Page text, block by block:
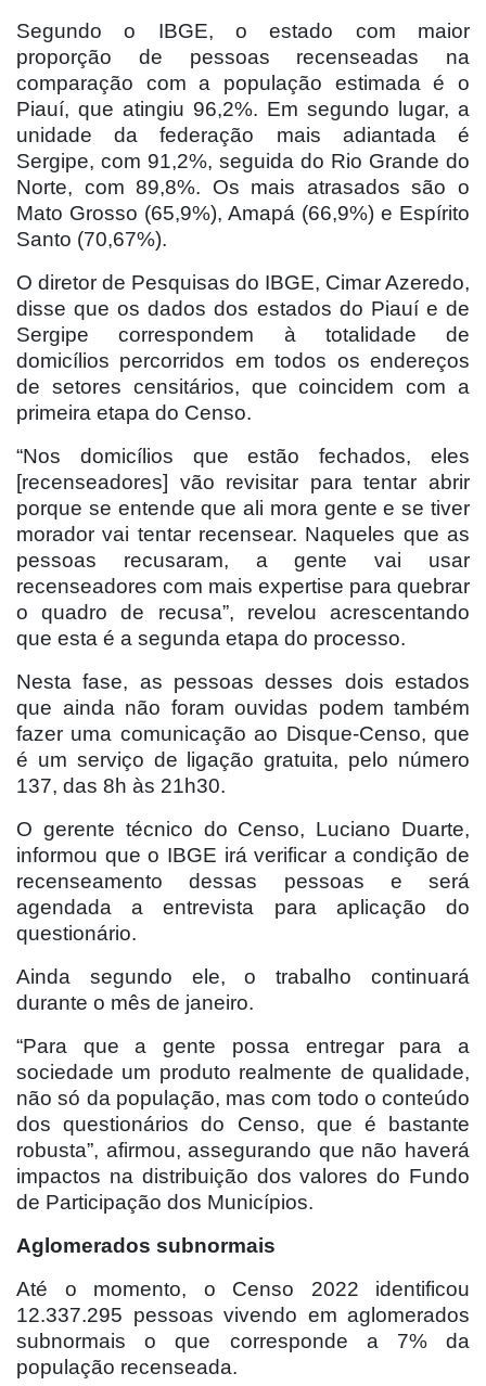
Segundo o IBGE, o estado com maior
proporção de pessoas recenseadas na
comparação com a população estimada é o
Piauí, que atingiu 96,2%. Em segundo lugar, a
unidade da federação mais adiantada é
Sergipe, com 91,2%, seguida do Rio Grande do
Norte, com 89,8%. Os mais atrasados são o
Mato Grosso (65,9%), Amapá (66,9%) e Espírito
Santo (70,67%).
O diretor de Pesquisas do IBGE, Cimar Azeredo,
disse que os dados dos estados do Piauí e de
Sergipe correspondem à totalidade de
domicílios percorridos em todos os endereços
de setores censitários, que coincidem com a
primeira etapa do Censo.
“Nos domicílios que estão fechados, eles
[recenseadores] vão revisitar para tentar abrir
porque se entende que ali mora gente e se tiver
morador vai tentar recensear. Naqueles que as
pessoas recusaram, a gente vai usar
recenseadores com mais expertise para quebrar
o quadro de recusa”, revelou acrescentando
que esta é a segunda etapa do processo.
Nesta fase, as pessoas desses dois estados
que ainda não foram ouvidas podem também
fazer uma comunicação ao Disque-Censo, que
é um serviço de ligação gratuita, pelo número
137, das 8h às 21h30.
O gerente técnico do Censo, Luciano Duarte,
informou que o IBGE irá verificar a condição de
recenseamento dessas pessoas e será
agendada a entrevista para aplicação do
questionário.
Ainda segundo ele, o trabalho continuará
durante o mês de janeiro.
“Para que a gente possa entregar para a
sociedade um produto realmente de qualidade,
não só da população, mas com todo o conteúdo
dos questionários do Censo, que é bastante
robusta”, afirmou, assegurando que não haverá
impactos na distribuição dos valores do Fundo
de Participação dos Municípios.
Aglomerados subnormais
Até o momento, o Censo 2022 identificou
12.337.295 pessoas vivendo em aglomerados
subnormais o que corresponde a 7% da
população recenseada.